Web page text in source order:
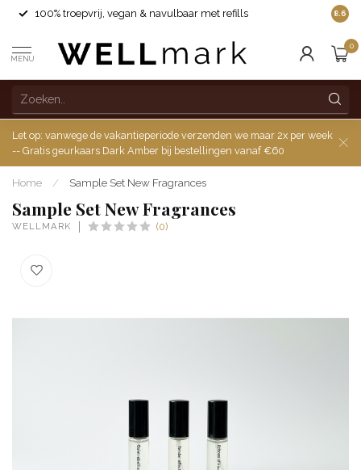
100% troepvrij, vegan & navulbaar met refills 8.6
MENU
0
Let op: vanwege de vakantieperiode verzenden we maar 2x per week
-- Gratis geurkaars Dark Amber bij bestellingen vanaf €60
Home / Sample Set New Fragrances
Sample Set New Fragrances
WELLMARK (0)